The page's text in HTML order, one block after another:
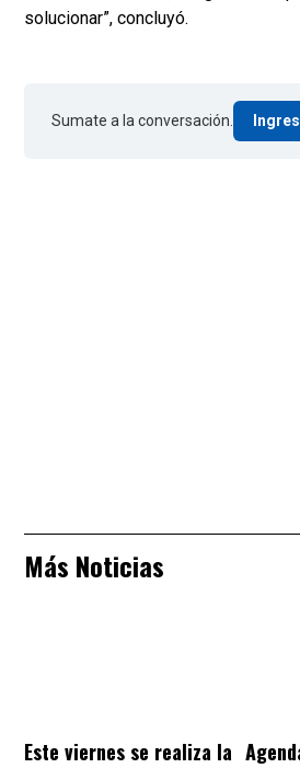
solucionar”, concluyó.
Sumate a la conversación.
Más Noticias
Este viernes se realiza la